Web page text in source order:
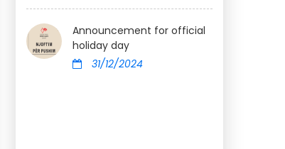
Announcement for official
holiday day
31/12/2024